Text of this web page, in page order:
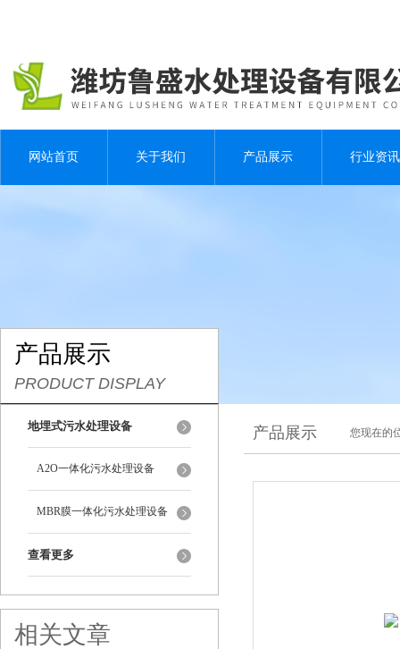
网站首页 关于我们 产品展示 行业资讯
产品展示
PRODUCT DISPLAY
地埋式污水处理设备
A2O一体化污水处理设备
MBR膜一体化污水处理设备
查看更多
相关文章
产品展示 您现在的